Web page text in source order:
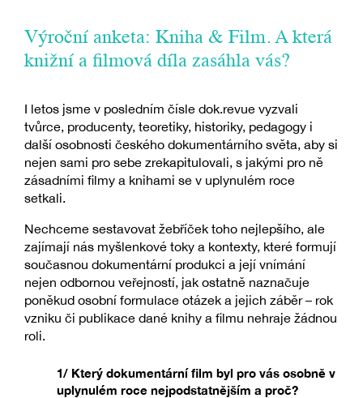
Výroční anketa: Kniha & Film. A která
knižní a filmová díla zasáhla vás?
I letos jsme v posledním čísle dok.revue vyzvali
tvůrce, producenty, teoretiky, historiky, pedagogy i
další osobnosti českého dokumentárního světa, aby si
nejen sami pro sebe zrekapitulovali, s jakými pro ně
zásadními filmy a knihami se v uplynulém roce
setkali.
Nechceme sestavovat žebříček toho nejlepšího, ale
zajímají nás myšlenkové toky a kontexty, které formují
současnou dokumentární produkci a její vnímání
nejen odbornou veřejností, jak ostatně naznačuje
poněkud osobní formulace otázek a jejich záběr – rok
vzniku či publikace dané knihy a filmu nehraje žádnou
roli.
1/ Který dokumentární film byl pro vás osobně v
uplynulém roce nejpodstatnějším a proč?